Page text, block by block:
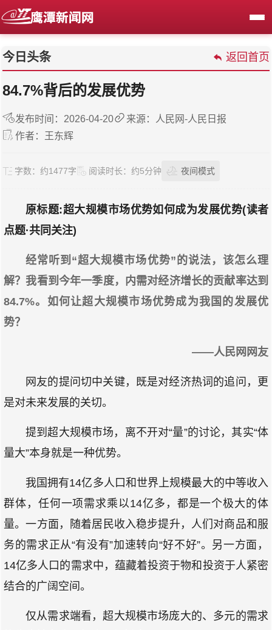
今日头条 返回首页
84.7%背后的发展优势
发布时间：2026-04-20
来源：人民网-人民日报
作者：王东辉
字数： 约1477字 阅读时长： 约5分钟 夜间模式
原标题:超大规模市场优势如何成为发展优势(读者
点题·共同关注)
经常听到“超大规模市场优势”的说法，该怎么理
解？我看到今年一季度，内需对经济增长的贡献率达到
84.7%。如何让超大规模市场优势成为我国的发展优
势？
——人民网网友
网友的提问切中关键，既是对经济热词的追问，更
是对未来发展的关切。
提到超大规模市场，离不开对“量”的讨论，其实“体
量大”本身就是一种优势。
我国拥有14亿多人口和世界上规模最大的中等收入
群体，任何一项需求乘以14亿多，都是一个极大的体
量。一方面，随着居民收入稳步提升，人们对商品和服
务的需求正从“有没有”加速转向“好不好”。另一方面，
14亿多人口的需求中，蕴藏着投资于物和投资于人紧密
结合的广阔空间。
仅从需求端看，超大规模市场庞大的、多元的需求